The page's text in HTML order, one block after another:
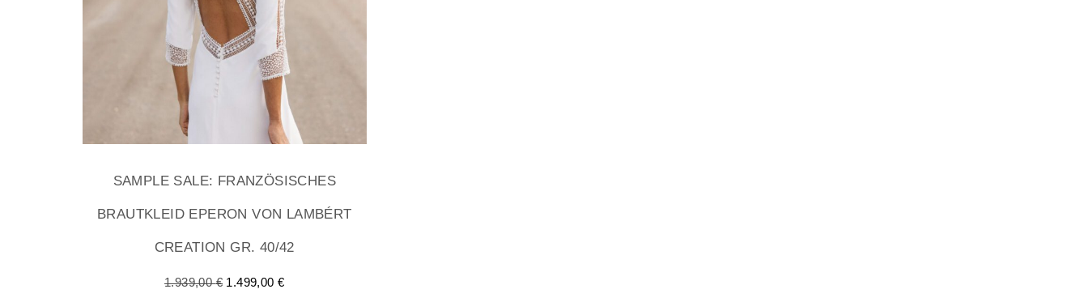
SAMPLE SALE: FRANZÖSISCHES
BRAUTKLEID EPERON VON LAMBÉRT
CREATION GR. 40/42
1.939,00€ 1.499,00€